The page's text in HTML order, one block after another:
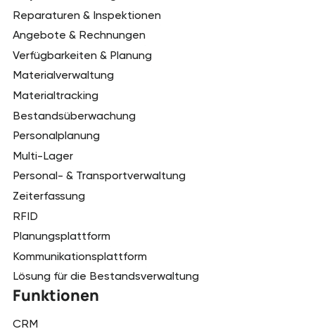
Reparaturen & Inspektionen
Angebote & Rechnungen
Verfügbarkeiten & Planung
Materialverwaltung
Materialtracking
Bestandsüberwachung
Personalplanung
Multi-Lager
Personal- & Transportverwaltung
Zeiterfassung
RFID
Planungsplattform
Kommunikationsplattform
Lösung für die Bestandsverwaltung
Funktionen
CRM